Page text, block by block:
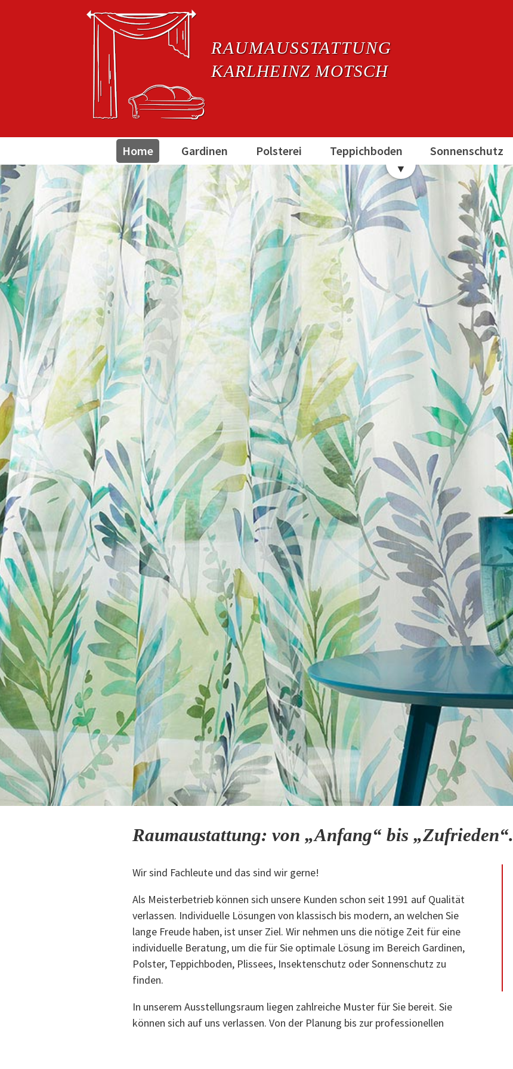
RAUMAUSSTATTUNG
KARLHEINZ MOTSCH
Home Gardinen Polsterei Teppichboden Sonnenschutz
▼
Raumaustattung: von „Anfang“ bis „Zufrieden“.
Wir sind Fachleute und das sind wir gerne!
Als Meisterbetrieb können sich unsere Kunden schon seit 1991 auf Qualität
verlassen. Individuelle Lösungen von klassisch bis modern, an welchen Sie
lange Freude haben, ist unser Ziel. Wir nehmen uns die nötige Zeit für eine
individuelle Beratung, um die für Sie optimale Lösung im Bereich Gardinen,
Polster, Teppichboden, Plissees, Insektenschutz oder Sonnenschutz zu
finden.
In unserem Ausstellungsraum liegen zahlreiche Muster für Sie bereit. Sie
können sich auf uns verlassen. Von der Planung bis zur professionellen